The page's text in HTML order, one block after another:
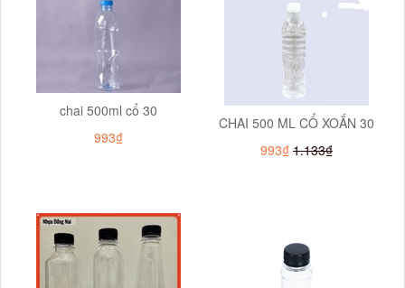
chai 500ml cổ 30
993₫
CHAI 500 ML CỔ XOẮN 30
993₫ 1.133₫